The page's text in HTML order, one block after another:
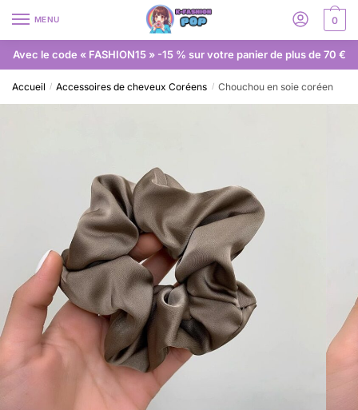
MENU 0
Avec le code « FASHION15 » -15 % sur votre panier de plus de 70 €
Accueil / Accessoires de cheveux Coréens / Chouchou en soie coréen